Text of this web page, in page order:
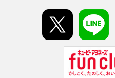
Hi! kewpieについて
Qummyについて